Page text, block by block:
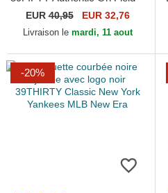
Game Chicago White Sox
MLB New Era
EUR40,95 EUR 32,76
Livraison le mardi, 11 aout
-20%